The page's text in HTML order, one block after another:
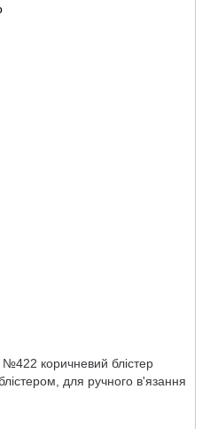
коричневий блістер
для ручного в'язання